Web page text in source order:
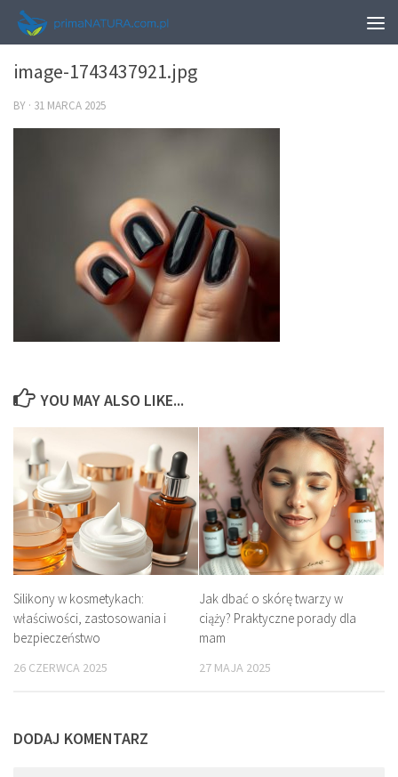
0
image-1743437921.jpg
BY · 31 MARCA 2025
YOU MAY ALSO LIKE...
Silikony w kosmetykach:
właściwości, zastosowania i
bezpieczeństwo
26 CZERWCA 2025
Jak dbać o skórę twarzy w
ciąży? Praktyczne porady dla
mam
27 MAJA 2025
DODAJ KOMENTARZ